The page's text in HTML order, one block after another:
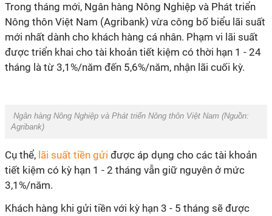
Trong tháng mới, Ngân hàng Nông Nghiệp và Phát triển
Nông thôn Việt Nam (Agribank) vừa công bố biểu lãi suất
mới nhất dành cho khách hàng cá nhân. Phạm vi lãi suất
được triển khai cho tài khoản tiết kiệm có thời hạn 1 - 24
tháng là từ 3,1%/năm đến 5,6%/năm, nhận lãi cuối kỳ.
Ngân hàng Nông Nghiệp và Phát triển Nông thôn Việt Nam (Nguồn:
Agribank)
Cụ thể, lãi suất tiền gửi được áp dụng cho các tài khoản
tiết kiệm có kỳ hạn 1 - 2 tháng vẫn giữ nguyên ở mức
3,1%/năm.
Khách hàng khi gửi tiền với kỳ hạn 3 - 5 tháng sẽ được